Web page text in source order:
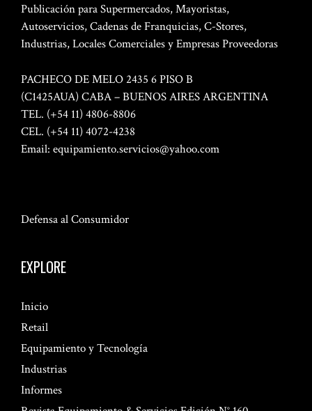
Publicación para Supermercados, Mayoristas,
Autoservicios, Cadenas de Franquicias, C-Stores,
Industrias, Locales Comerciales y Empresas Proveedoras
PACHECO DE MELO 2435 6 PISO B
(C1425AUA) CABA – BUENOS AIRES ARGENTINA
TEL. (+54 11) 4806-8806
CEL. (+54 11) 4072-4238
Email: equipamiento.servicios@yahoo.com
Defensa al Consumidor
EXPLORE
Inicio
Retail
Equipamiento y Tecnología
Industrias
Informes